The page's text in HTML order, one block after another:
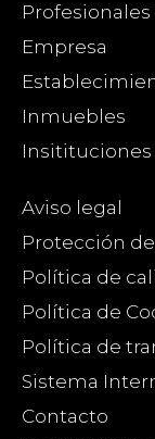
Profesionales
Empresa
Inmuebles
Insitituciones
Aviso legal
Protección
Política de
Política de
Política de
Sistema
Contacto